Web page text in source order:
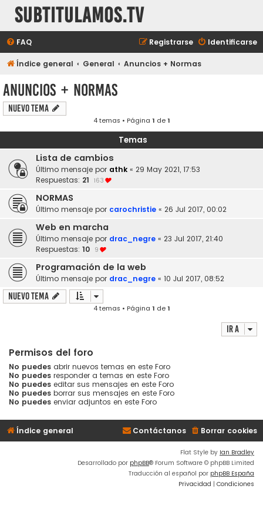
subtitulamos.tv
FAQ Identificarse
Registrarse
Índice general General Anuncios + Normas
Anuncios + Normas
Nuevo Tema
4 temas • Página 1 de1
Temas
Lista de cambios
Último mensaje por athk « 29 May 2021, 17:53
Respuestas: 21 163
NORMAS
Último mensaje por carochristie « 26 Jul 2017, 00:02
Web en marcha
Último mensaje por drac_negre « 23 Jul 2017, 21:40
Respuestas: 10 9
Programación de la web
Último mensaje por drac_negre « 10 Jul 2017, 08:52
Nuevo Tema
4 temas • Página 1 de1
Ir a
Permisos del foro
No puedes abrir nuevos temas en este Foro
No puedes responder a temas en este Foro
No puedes editar sus mensajes en este Foro
No puedes borrar sus mensajes en este Foro
No puedes enviar adjuntos en este Foro
Índice general Borrar cookies
Contáctanos
Flat Style by Ian Bradley
Desarrollado por phpBB® Forum Software © phpBB Limited
Traducción al español por phpBB España
Privacidad | Condiciones